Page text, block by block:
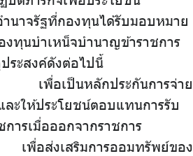
ำนาจรัฐที่กองทุนได้รับมอบหมาย
ทุนบำเหน็จบำนาญข้าราชการ
ระสงค์ดังต่อไปนี้
พื่อเป็นหลักประกันการจ่าย
ะให้ประโยชน์ตอบแทนการรับ
การเมื่อออกจากราชการ
พื่อส่งเสริมการออมทรัพย์ของ